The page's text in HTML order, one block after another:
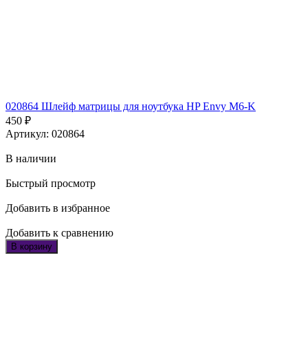
020864 Шлейф матрицы для ноутбука HP Envy M6-K
450 ₽
Артикул: 020864
В наличии
Быстрый просмотр
Добавить в избранное
Добавить к сравнению
В корзину